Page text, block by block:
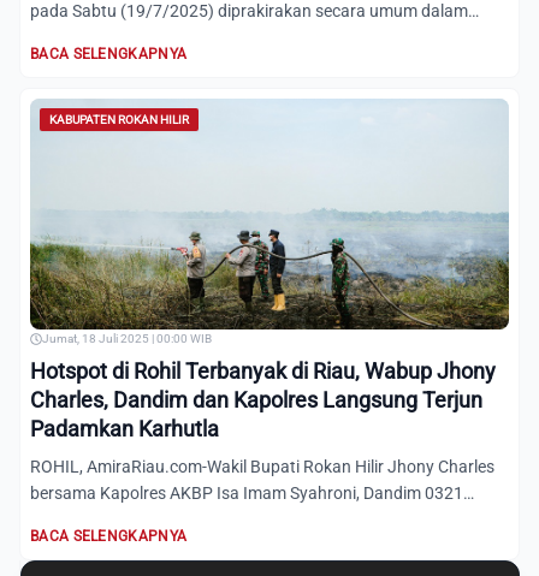
pada Sabtu (19/7/2025) diprakirakan secara umum dalam
BACA SELENGKAPNYA
KABUPATEN ROKAN HILIR
Jumat, 18 Juli 2025 | 00:00 WIB
Hotspot di Rohil Terbanyak di Riau, Wabup Jhony
Charles, Dandim dan Kapolres Langsung Terjun
Padamkan Karhutla
ROHIL, AmiraRiau.com-Wakil Bupati Rokan Hilir Jhony Charles
bersama Kapolres AKBP Isa Imam Syahroni, Dandim 0321
BACA SELENGKAPNYA